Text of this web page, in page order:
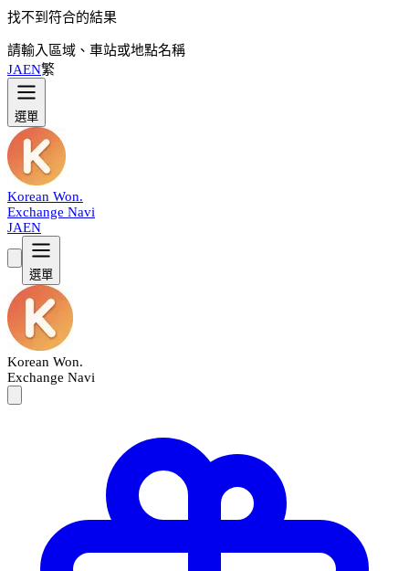
找不到符合的結果
請輸入區域、車站或地點名稱
JAEN繁
選單
Korean Won.
Exchange Navi
JAEN
選單
Korean Won.
Exchange Navi